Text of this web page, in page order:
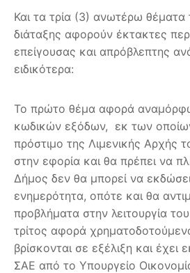
Και τα τρία (3) ανωτέρω θέματα
διάταξης αφορούν έκτακτες
επείγουσας και απρόβλεπτης
ειδικότερα:
Το πρώτο θέμα αφορά
κωδικών εξόδων, εκ των
πρόστιμο της Λιμενικής Αρχής
στην εφορία και θα πρέπει να
Δήμος δεν θα μπορεί να
ενημερότητα, οπότε και θα
προβλήματα στην λειτουργία
τρίτος αφορά
βρίσκονται σε εξέλιξη και έχει
ΣΑΕ από το Υπουργείο